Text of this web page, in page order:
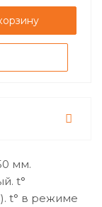
мм.
t°
t° в режиме